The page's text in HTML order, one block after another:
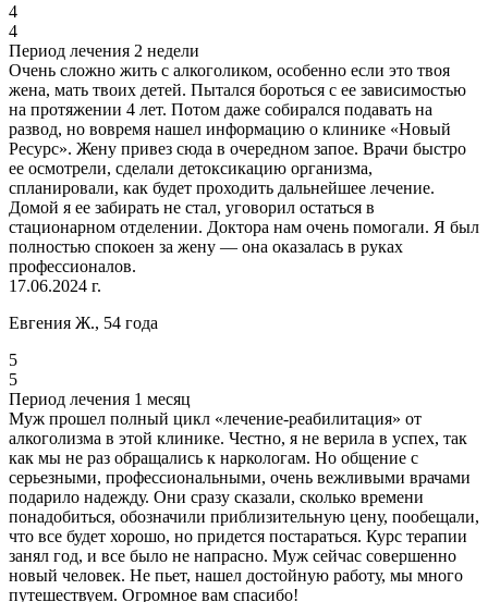
4
4
Период лечения 2 недели
Очень сложно жить с алкоголиком, особенно если это твоя
жена, мать твоих детей. Пытался бороться с ее зависимостью
на протяжении 4 лет. Потом даже собирался подавать на
развод, но вовремя нашел информацию о клинике «Новый
Ресурс». Жену привез сюда в очередном запое. Врачи быстро
ее осмотрели, сделали детоксикацию организма,
спланировали, как будет проходить дальнейшее лечение.
Домой я ее забирать не стал, уговорил остаться в
стационарном отделении. Доктора нам очень помогали. Я был
полностью спокоен за жену — она оказалась в руках
профессионалов.
17.06.2024 г.
Евгения Ж., 54 года
5
5
Период лечения 1 месяц
Муж прошел полный цикл «лечение-реабилитация» от
алкоголизма в этой клинике. Честно, я не верила в успех, так
как мы не раз обращались к наркологам. Но общение с
серьезными, профессиональными, очень вежливыми врачами
подарило надежду. Они сразу сказали, сколько времени
понадобиться, обозначили приблизительную цену, пообещали,
что все будет хорошо, но придется постараться. Курс терапии
занял год, и все было не напрасно. Муж сейчас совершенно
новый человек. Не пьет, нашел достойную работу, мы много
путешествуем. Огромное вам спасибо!